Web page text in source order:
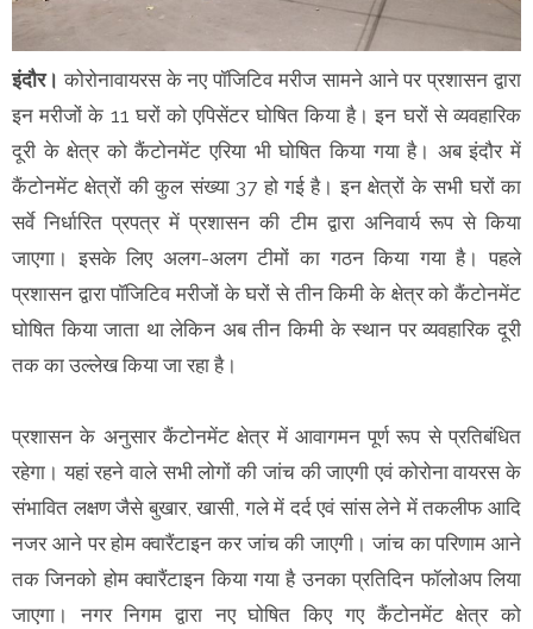
इंदौर। कोरोनावायरस के नए पॉजिटिव मरीज सामने आने पर प्रशासन द्वारा
इन मरीजों के 11 घरों को एपिसेंटर घोषित किया है। इन घरों से व्यवहारिक
दूरी के क्षेत्र को कैंटोनमेंट एरिया भी घोषित किया गया है। अब इंदौर में
कैंटोनमेंट क्षेत्रों की कुल संख्या 37 हो गई है। इन क्षेत्रों के सभी घरों का
सर्वे निर्धारित प्रपत्र में प्रशासन की टीम द्वारा अनिवार्य रूप से किया
जाएगा। इसके लिए अलग-अलग टीमों का गठन किया गया है। पहले
प्रशासन द्वारा पॉजिटिव मरीजों के घरों से तीन किमी के क्षेत्र को कैंटोनमेंट
घोषित किया जाता था लेकिन अब तीन किमी के स्थान पर व्यवहारिक दूरी
तक का उल्लेख किया जा रहा है।
प्रशासन के अनुसार कैंटोनमेंट क्षेत्र में आवागमन पूर्ण रूप से प्रतिबंधित
रहेगा। यहां रहने वाले सभी लोगों की जांच की जाएगी एवं कोरोना वायरस के
संभावित लक्षण जैसे बुखार, खासी, गले में दर्द एवं सांस लेने में तकलीफ आदि
नजर आने पर होम क्वारैंटाइन कर जांच की जाएगी। जांच का परिणाम आने
तक जिनको होम क्वारैंटाइन किया गया है उनका प्रतिदिन फॉलोअप लिया
जाएगा। नगर निगम द्वारा नए घोषित किए गए कैंटोनमेंट क्षेत्र को